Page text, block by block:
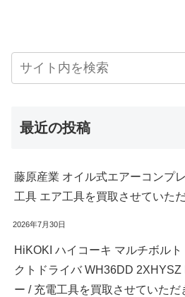
最近の投稿
藤原産業 オイル式エアーコンプ
工具 エア工具を買取させていた
2026年7月30日
HiKOKI ハイコーキ マルチボル
クトドライバ WH36DD 2XHYSZ
ー / 充電工具を買取させていただ